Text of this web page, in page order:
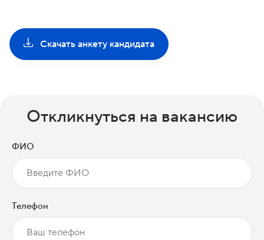
Скачать анкету кандидата
Откликнуться на вакансию
ФИО
Телефон